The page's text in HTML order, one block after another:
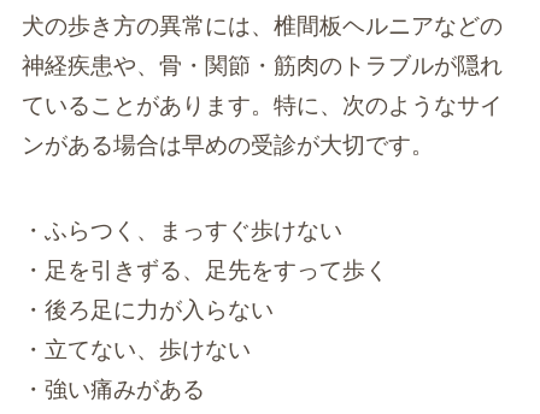
犬の歩き方の異常には、椎間板ヘルニアなどの
神経疾患や、骨・関節・筋肉のトラブルが隠れ
ていることがあります。特に、次のようなサイ
ンがある場合は早めの受診が大切です。
・ふらつく、まっすぐ歩けない
・足を引きずる、足先をすって歩く
・後ろ足に力が入らない
・立てない、歩けない
・強い痛みがある